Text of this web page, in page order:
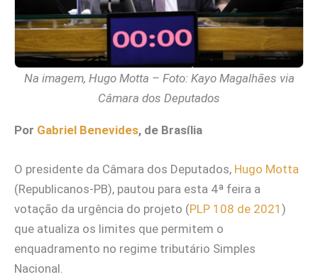
Na imagem, Hugo Motta – Foto: Kayo Magalhães via
Câmara dos Deputados
Por Gabriel Benevides, de Brasília
O presidente da Câmara dos Deputados, Hugo Motta
(Republicanos-PB), pautou para esta 4ª feira a
votação da urgência do projeto (PLP 108 de 2021 )
que atualiza os limites que permitem o
enquadramento no regime tributário Simples
Nacional.